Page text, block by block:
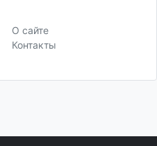
О сайте
Контакты